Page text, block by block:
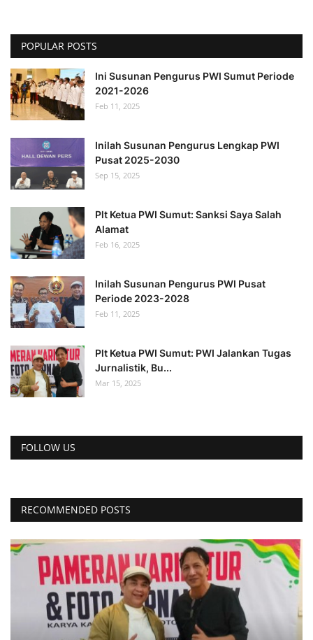
POPULAR POSTS
Ini Susunan Pengurus PWI Sumut Periode
2021-2026
Feb 11, 2025
Inilah Susunan Pengurus Lengkap PWI
Pusat 2025-2030
Sep 15, 2025
Plt Ketua PWI Sumut: Sanksi Saya Salah
Alamat
Feb 16, 2025
Inilah Susunan Pengurus PWI Pusat
Periode 2023-2028
Feb 11, 2025
Plt Ketua PWI Sumut: PWI Jalankan Tugas
Jurnalistik, Bu...
Mar 15, 2025
FOLLOW US
RECOMMENDED POSTS